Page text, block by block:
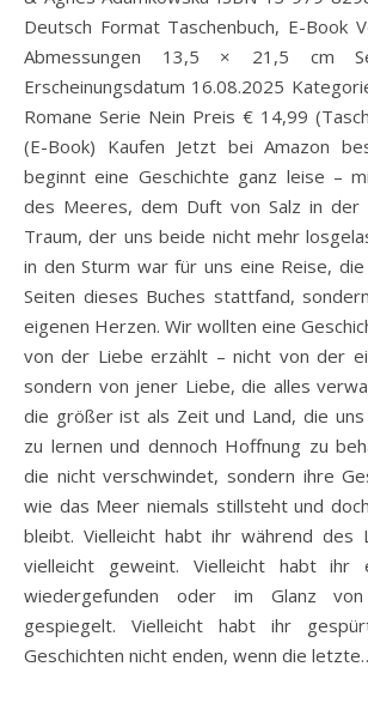
Deutsch Format Taschenbuch, E-Book
Abmessungen 13,5 × 21,5 cm
Erscheinungsdatum 16.08.2025
Romane Serie Nein Preis € 14,99
(E-Book) Kaufen Jetzt bei Amazon
beginnt eine Geschichte ganz leise –
des Meeres, dem Duft von Salz in der
Traum, der uns beide nicht mehr
in den Sturm war für uns eine Reise,
Seiten dieses Buches stattfand,
eigenen Herzen. Wir wollten eine
von der Liebe erzählt – nicht von der
sondern von jener Liebe, die alles
die größer ist als Zeit und Land, die uns
zu lernen und dennoch Hoffnung zu
die nicht verschwindet, sondern ihre
wie das Meer niemals stillsteht und
bleibt. Vielleicht habt ihr während des
vielleicht geweint. Vielleicht habt ihr
wiedergefunden oder im Glanz von
gespiegelt. Vielleicht habt ihr
Geschichten nicht enden, wenn die